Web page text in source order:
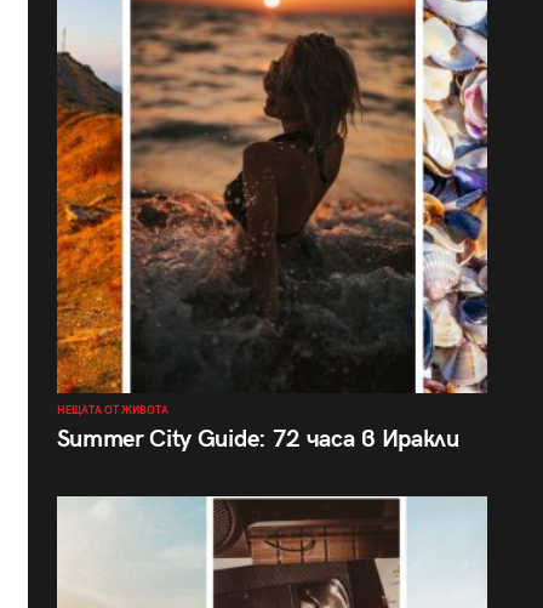
НЕЩАТА ОТ ЖИВОТА
Summer City Guide: 72 часа в Иракли